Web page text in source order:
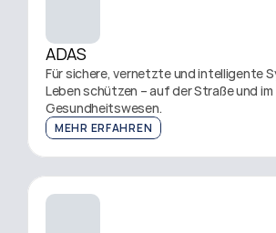
ADAS
Für sichere, vernetzte und intelligente
Leben schützen – auf der Straße und im
Gesundheitswesen.
MEHR ERFAHREN